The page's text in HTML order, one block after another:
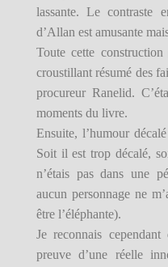
lassante. Le contraste
d’Allan est amusante
Toute cette
croustillant résumé des
procureur Ranelid.
moments du livre.
Ensuite, l’humour
Soit il est trop décalé,
n’étais pas dans une
aucun personnage ne
être l’éléphante).
Je reconnais
preuve d’une réelle